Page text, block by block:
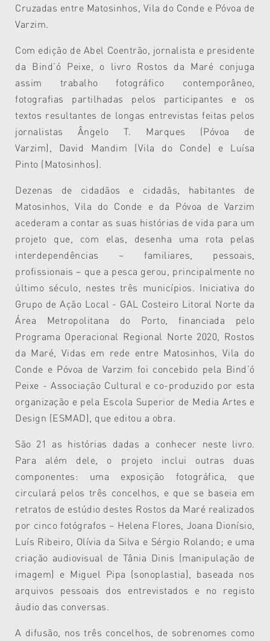
Cruzadas entre Matosinhos, Vila do Conde e Póvoa de
Varzim.
Com edição de Abel Coentrão, jornalista e presidente
da Bind’ó Peixe, o livro Rostos da Maré conjuga
assim trabalho fotográfico contemporâneo,
fotografias partilhadas pelos participantes e os
textos resultantes de longas entrevistas feitas pelos
jornalistas Ângelo T. Marques (Póvoa de
Varzim), David Mandim (Vila do Conde) e Luísa
Pinto (Matosinhos).
Dezenas de cidadãos e cidadãs, habitantes de
Matosinhos, Vila do Conde e da Póvoa de Varzim
acederam a contar as suas histórias de vida para um
projeto que, com elas, desenha uma rota pelas
interdependências – familiares, pessoais,
profissionais – que a pesca gerou, principalmente no
último século, nestes três municípios. Iniciativa do
Grupo de Ação Local - GAL Costeiro Litoral Norte da
Área Metropolitana do Porto, financiada pelo
Programa Operacional Regional Norte 2020, Rostos
da Maré, Vidas em rede entre Matosinhos, Vila do
Conde e Póvoa de Varzim foi concebido pela Bind’ó
Peixe - Associação Cultural e co-produzido por esta
organização e pela Escola Superior de Media Artes e
Design (ESMAD), que editou a obra.
São 21 as histórias dadas a conhecer neste livro.
Para além dele, o projeto inclui outras duas
componentes: uma exposição fotográfica, que
circulará pelos três concelhos, e que se baseia em
retratos de estúdio destes Rostos da Maré realizados
por cinco fotógrafos – Helena Flores, Joana Dionísio,
Luís Ribeiro, Olívia da Silva e Sérgio Rolando; e uma
criação audiovisual de Tânia Dinis (manipulação de
imagem) e Miguel Pipa (sonoplastia), baseada nos
arquivos pessoais dos entrevistados e no registo
áudio das conversas.
A difusão, nos três concelhos, de sobrenomes como